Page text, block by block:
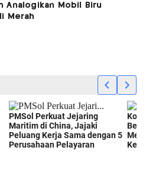
Analogikan Mobil Biru
Merah